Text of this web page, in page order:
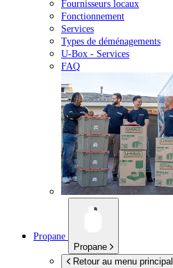
Fournisseurs locaux
Fonctionnement
Services
Types de déménagements
U-Box - Services
FAQ
Propane
Propane
Retour au menu principal